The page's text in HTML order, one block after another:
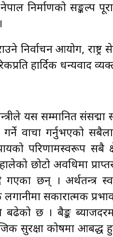
निर्माणको सङ्कल्प
निर्वाचन आयोग,
हार्दिक धन्यवाद
यस सम्मानित
गर्ने वाचा गर्नुभएको
परिणामस्वरूप सबै
छोटो अवधिमा
छन् । अर्थतन्त्र
सकारात्मक
बढेको छ । बैङ्क
सुरक्षा कोषमा आबद्ध